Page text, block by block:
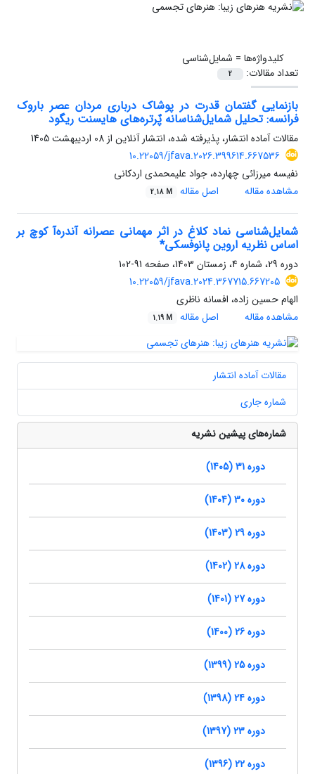
کلیدواژه‌ها = شمایل‌شناسی
تعداد مقالات:
2
بازنمایی گفتمان قدرت در پوشاک درباری مردان عصر باروک
فرانسه: تحلیل شمایل‌شناسانه پٌرتره‌های هایسنت ریگود
مقالات آماده انتشار، پذیرفته شده، انتشار آنلاین از 08 اردیبهشت 1405
10.22059/jfava.2026.399614.667536
نفیسه میرزائی چهارده، جواد علیمحمدی اردکانی
مشاهده مقاله
اصل مقاله 2.18 M
شمایل‌شناسی نماد کلاغ در اثر مهمانی عصرانه آندره‌آ کوچ بر
اساس نظریه اروین پانوفسکی*
دوره 29، شماره 4، زمستان 1403، صفحه
91-102
10.22059/jfava.2024.367715.667205
الهام حسین زاده، افسانه ناظری
مشاهده مقاله
اصل مقاله 1.19 M
مقالات آماده انتشار
شماره جاری
شماره‌های پیشین نشریه
دوره 31 (1405)
دوره 30 (1404)
دوره 29 (1403)
دوره 28 (1402)
دوره 27 (1401)
دوره 26 (1400)
دوره 25 (1399)
دوره 24 (1398)
دوره 23 (1397)
دوره 22 (1396)